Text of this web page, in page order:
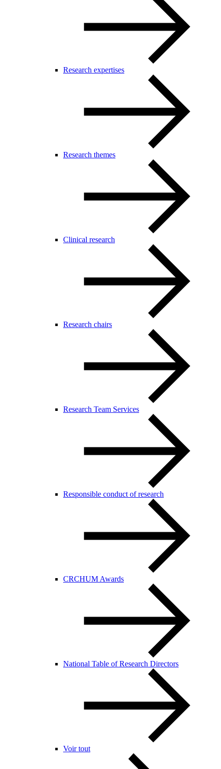
Research expertises
Research themes
Clinical research
Research chairs
Research Team Services
Responsible conduct of research
CRCHUM Awards
National Table of Research Directors
Voir tout